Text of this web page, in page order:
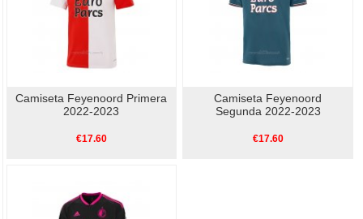
Camiseta Feyenoord Primera
2022-2023
€17.60
Camiseta Feyenoord
Segunda 2022-2023
€17.60